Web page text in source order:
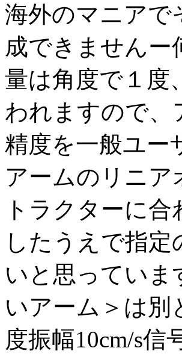
海外のマニアで
成できませんー
量は角度で１度
われますので、
精度を一般ユー
アームのリニア
トラクターに合
したうえで指
いと思っていま
いアーム＞は別
度振幅10cm/s